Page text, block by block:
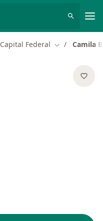
Capital Federal Cambiar de
Camila